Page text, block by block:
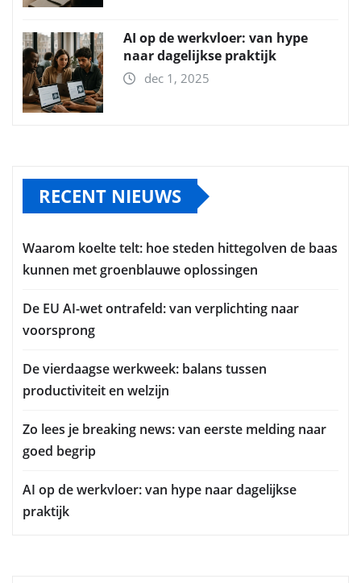
AI op de werkvloer: van hype
naar dagelijkse praktijk
dec 1, 2025
RECENT NIEUWS
Waarom koelte telt: hoe steden hittegolven de baas
kunnen met groenblauwe oplossingen
De EU AI-wet ontrafeld: van verplichting naar
voorsprong
De vierdaagse werkweek: balans tussen
productiviteit en welzijn
Zo lees je breaking news: van eerste melding naar
goed begrip
AI op de werkvloer: van hype naar dagelijkse
praktijk